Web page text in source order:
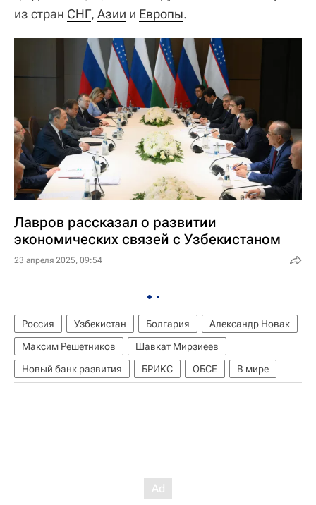
из стран СНГ, Азии и Европы.
Лавров рассказал о развитии
экономических связей с Узбекистаном
23 апреля 2025, 09:54
Россия Узбекистан Болгария
Александр Новак
Максим Решетников
Шавкат Мирзиеев
Новый банк развития
БРИКС ОБСЕ В мире